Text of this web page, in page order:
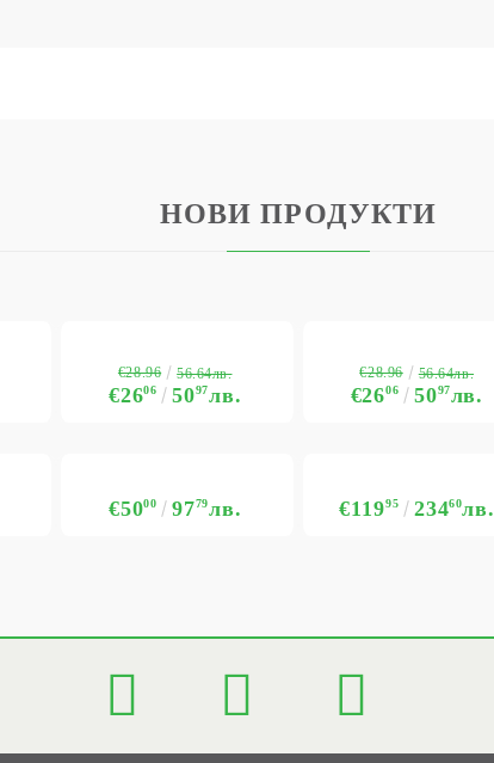
НОВИ ПРОДУКТИ
€2606 5097лв.
€28.96 56.64лв.
€2606 5097лв.
€28.96 56.64лв.
€5000 9779лв. €11995 23460лв.